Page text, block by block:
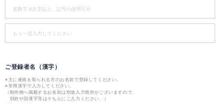
ご登録者名（漢字）
※主に連絡を取られる方のお名前で登録してください。
※常用漢字で入力してください。
（制作物へ掲載するお名前は別途入力箇所がございますので、
旧姓や旧漢字等はそちらにご入力ください。）